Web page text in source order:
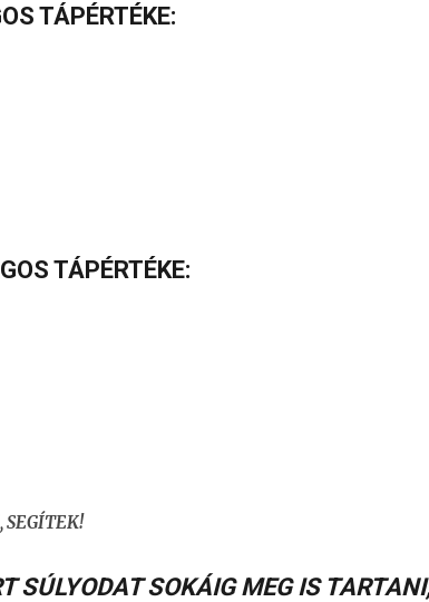
TÁPÉRTÉKE:
TÁPÉRTÉKE:
SEGÍTEK!
SÚLYODAT SOKÁIG MEG IS TARTANI